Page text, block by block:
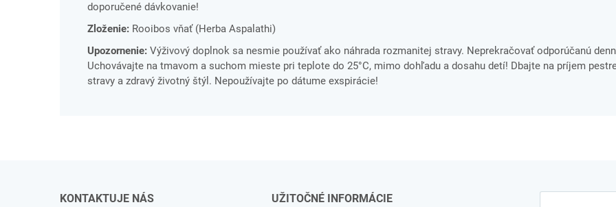
doporučené dávkovanie!
Zloženie: Rooibos vňať (Herba Aspalathi)
Upozornenie: Výživový doplnok sa nesmie používať ako náhrada rozmanitej stravy. Neprekračovať odporúčanú
Uchovávajte na tmavom a suchom mieste pri teplote do 25°C, mimo dohľadu a dosahu detí! Dbajte na príjem
stravy a zdravý životný štýl. Nepoužívajte po dátume exspirácie!
KONTAKTUJE NÁS UŽITOČNÉ INFORMÁCIE